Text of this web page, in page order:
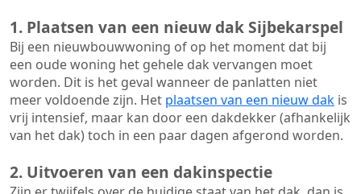
1. Plaatsen van een nieuw dak Sijbekarspel
Bij een nieuwbouwwoning of op het moment dat bij
een oude woning het gehele dak vervangen moet
worden. Dit is het geval wanneer de panlatten niet
meer voldoende zijn. Het plaatsen van een nieuw dak is
vrij intensief, maar kan door een dakdekker (afhankelijk
van het dak) toch in een paar dagen afgerond worden.
2. Uitvoeren van een dakinspectie